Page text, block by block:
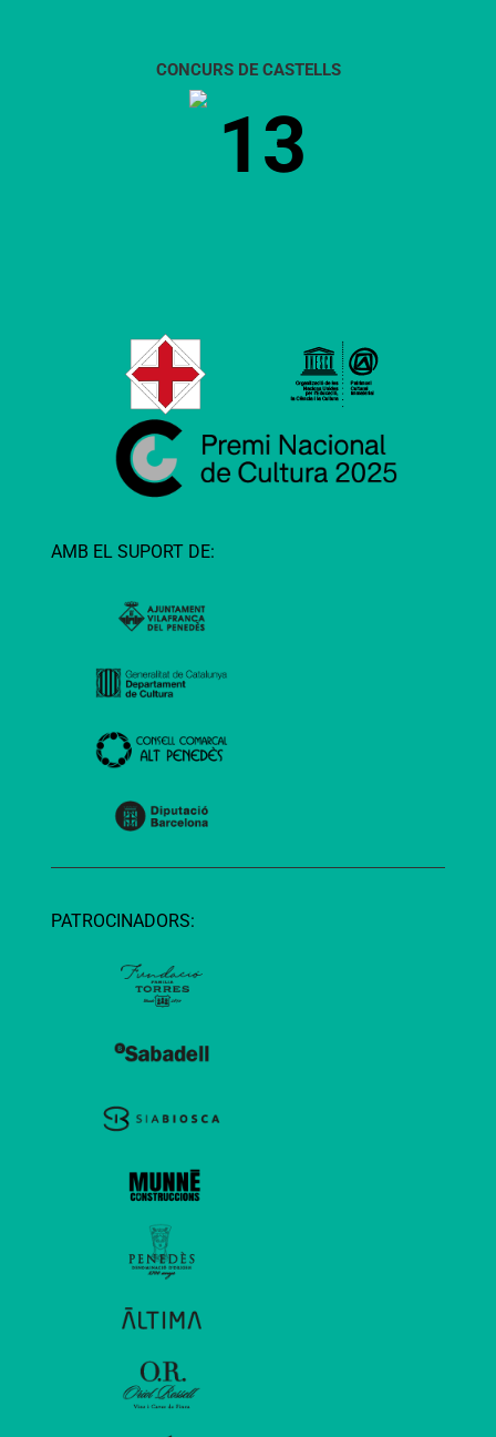
CONCURS DE CASTELLS
13
AMB EL SUPORT DE:
PATROCINADORS: